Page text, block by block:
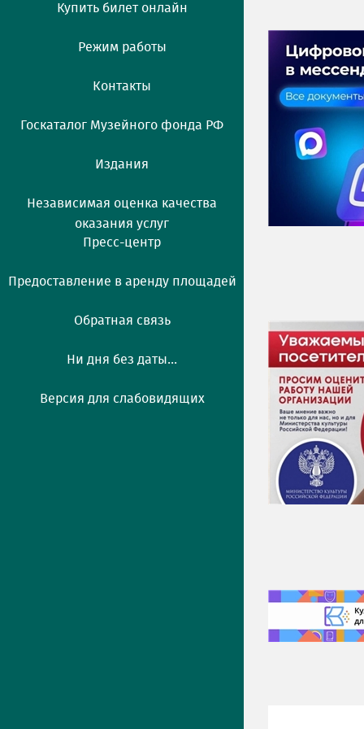
Купить билет онлайн
Режим работы
Контакты
Госкаталог Музейного фонда РФ
Издания
Независимая оценка качества
оказания услуг
Пресс-центр
Предоставление в аренду площадей
Обратная связь
Ни дня без даты...
Версия для слабовидящих